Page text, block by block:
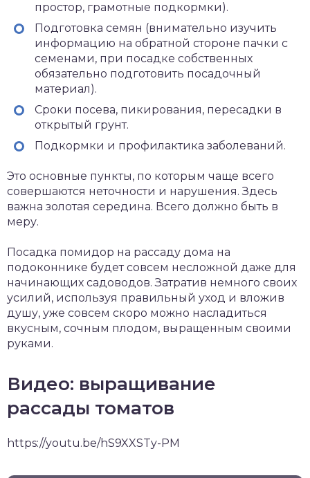
простор, грамотные подкормки).
Подготовка семян (внимательно изучить
информацию на обратной стороне пачки с
семенами, при посадке собственных
обязательно подготовить посадочный
материал).
Сроки посева, пикирования, пересадки в
открытый грунт.
Подкормки и профилактика заболеваний.
Это основные пункты, по которым чаще всего
совершаются неточности и нарушения. Здесь
важна золотая середина. Всего должно быть в
меру.
Посадка помидор на рассаду дома на
подоконнике будет совсем несложной даже для
начинающих садоводов. Затратив немного своих
усилий, используя правильный уход и вложив
душу, уже совсем скоро можно насладиться
вкусным, сочным плодом, выращенным своими
руками.
Видео: выращивание
рассады томатов
https://youtu.be/hS9XXSTy-PM